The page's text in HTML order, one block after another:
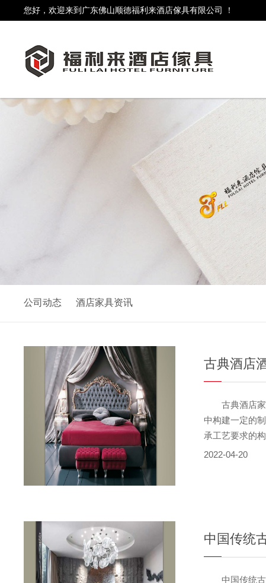
您好，欢迎来到广东佛山顺德福利来酒店傢具有限公司 ！
公司动态 酒店家具资讯
古典酒店
古典酒店家
中构建一定的
承工艺要求的
典酒店家具制
2022-04-20
中国传统
中国传统古